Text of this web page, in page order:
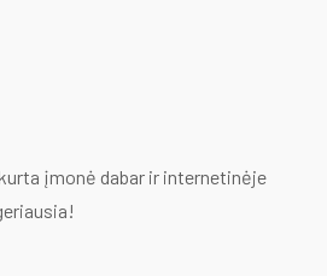
įmonė dabar ir internetinėje